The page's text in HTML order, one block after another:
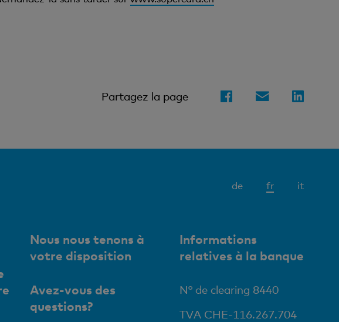
Partagez la page
de frElément
it
Nous nous tenons à
votre disposition
Avez-vous des
questions?
Informations
relatives à la banque
N° de clearing 8440
TVA CHE-116.267.704